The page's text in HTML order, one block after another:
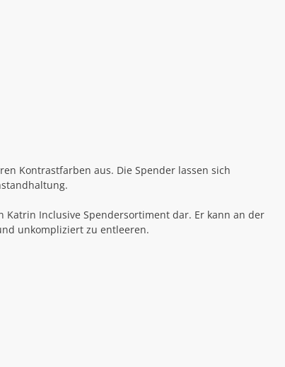
Kontrastfarben aus. Die Spender lassen sich
Inclusive Spendersortiment dar. Er kann an der
unkompliziert zu entleeren.